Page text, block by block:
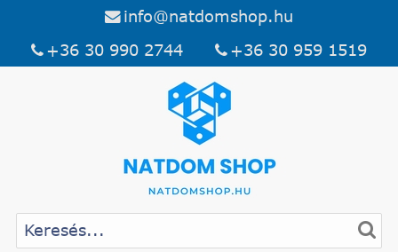
info@natdomshop.hu
+36 30 990 2744
+36 30 959 1519